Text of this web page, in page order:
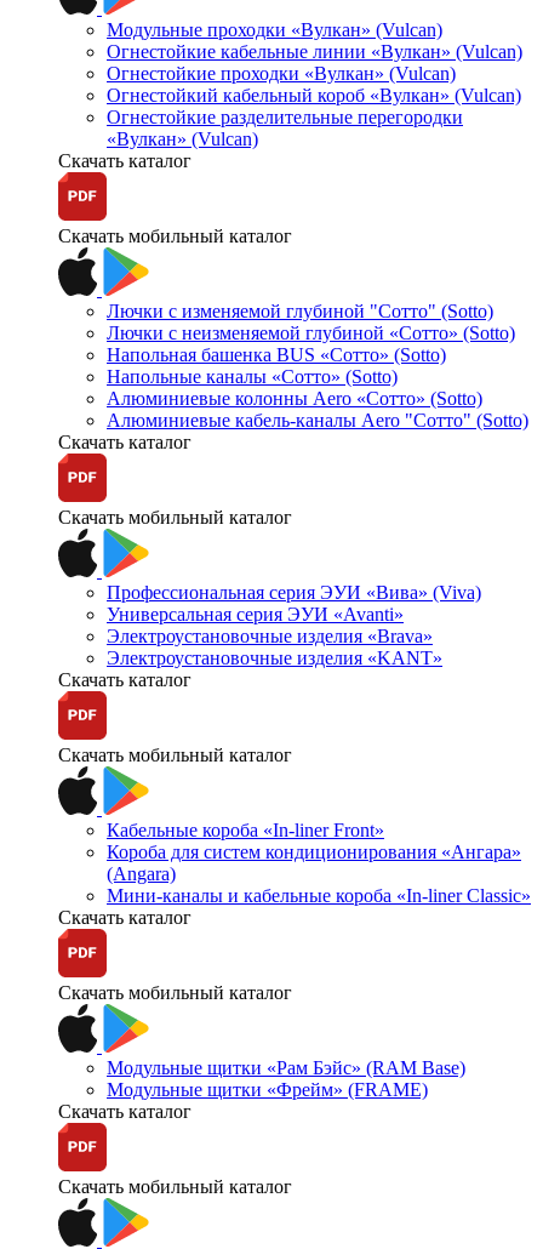
Модульные проходки «Вулкан» (Vulcan)
Огнестойкие кабельные линии «Вулкан» (Vulcan)
Огнестойкие проходки «Вулкан» (Vulcan)
Огнестойкий кабельный короб «Вулкан» (Vulcan)
Огнестойкие разделительные перегородки
«Вулкан» (Vulcan)
Скачать каталог
Скачать мобильный каталог
Лючки с изменяемой глубиной "Сотто" (Sotto)
Лючки с неизменяемой глубиной «Сотто» (Sotto)
Напольная башенка BUS «Сотто» (Sotto)
Напольные каналы «Сотто» (Sotto)
Алюминиевые колонны Aero «Сотто» (Sotto)
Алюминиевые кабель-каналы Aero "Сотто" (Sotto)
Скачать каталог
Скачать мобильный каталог
Профессиональная серия ЭУИ «Вива» (Viva)
Универсальная серия ЭУИ «Avanti»
Электроустановочные изделия «Brava»
Электроустановочные изделия «KANT»
Скачать каталог
Скачать мобильный каталог
Кабельные короба «In-liner Front»
Короба для систем кондиционирования «Ангара»
(Angara)
Мини-каналы и кабельные короба «In-liner Classic»
Скачать каталог
Скачать мобильный каталог
Модульные щитки «Рам Бэйс» (RAM Base)
Модульные щитки «Фрейм» (FRAME)
Скачать каталог
Скачать мобильный каталог